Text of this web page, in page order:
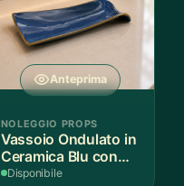
Anteprima
NOLEGGIO PROPS
Vassoio Ondulato in
Ceramica Blu con
Bordo Dorato
Disponibile